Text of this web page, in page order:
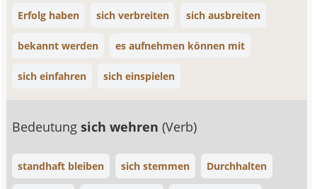
Erfolg haben sich verbreiten sich ausbreiten
bekannt werden es aufnehmen können mit
sich einfahren sich einspielen
Bedeutungsich wehren(Verb)
standhaft bleiben sich stemmen Durchhalten